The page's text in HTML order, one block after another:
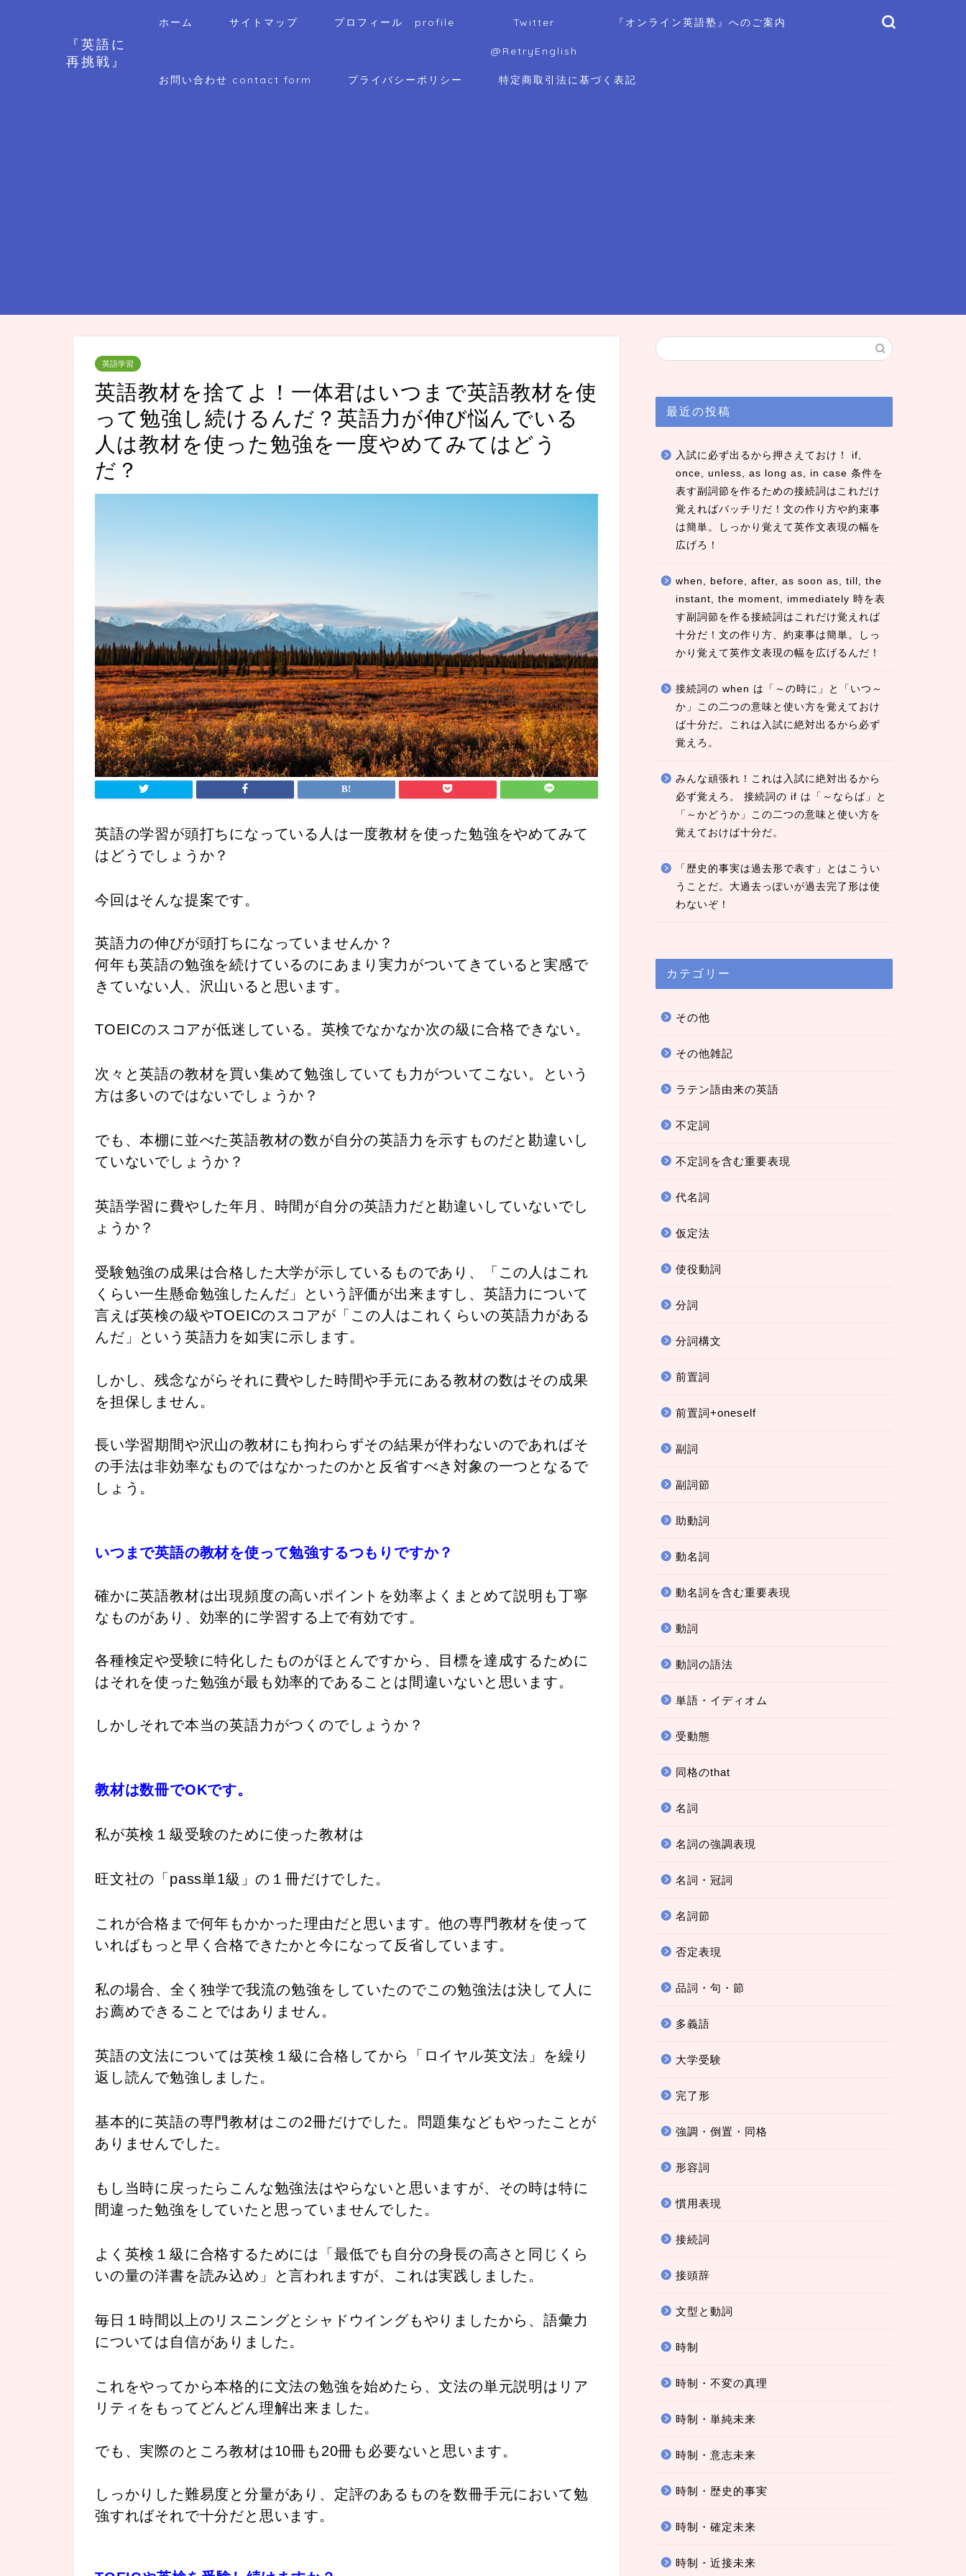
『英語に
再挑戦』
ホーム サイトマップ プロフィール profile Twitter
@RetryEnglish
『オンライン英語塾』へのご案内
お問い合わせ contact form プライバシーポリシー 特定商取引法に基づく表記
英語学習
英語教材を捨てよ！一体君はいつまで英語教材を使
って勉強し続けるんだ？英語力が伸び悩んでいる
人は教材を使った勉強を一度やめてみてはどう
だ？
英語の学習が頭打ちになっている人は一度教材を使った勉強をやめてみて
はどうでしょうか？
今回はそんな提案です。
英語力の伸びが頭打ちになっていませんか？
何年も英語の勉強を続けているのにあまり実力がついてきていると実感で
きていない人、沢山いると思います。
TOEICのスコアが低迷している。英検でなかなか次の級に合格できない。
次々と英語の教材を買い集めて勉強していても力がついてこない。という
方は多いのではないでしょうか？
でも、本棚に並べた英語教材の数が自分の英語力を示すものだと勘違いし
ていないでしょうか？
英語学習に費やした年月、時間が自分の英語力だと勘違いしていないでし
ょうか？
受験勉強の成果は合格した大学が示しているものであり、「この人はこれ
くらい一生懸命勉強したんだ」という評価が出来ますし、英語力について
言えば英検の級やTOEICのスコアが「この人はこれくらいの英語力がある
んだ」という英語力を如実に示します。
しかし、残念ながらそれに費やした時間や手元にある教材の数はその成果
を担保しません。
長い学習期間や沢山の教材にも拘わらずその結果が伴わないのであればそ
の手法は非効率なものではなかったのかと反省すべき対象の一つとなるで
しょう。
いつまで英語の教材を使って勉強するつもりですか？
確かに英語教材は出現頻度の高いポイントを効率よくまとめて説明も丁寧
なものがあり、効率的に学習する上で有効です。
各種検定や受験に特化したものがほとんですから、目標を達成するために
はそれを使った勉強が最も効率的であることは間違いないと思います。
しかしそれで本当の英語力がつくのでしょうか？
教材は数冊でOKです。
私が英検１級受験のために使った教材は
旺文社の「pass単1級」の１冊だけでした。
これが合格まで何年もかかった理由だと思います。他の専門教材を使って
いればもっと早く合格できたかと今になって反省しています。
私の場合、全く独学で我流の勉強をしていたのでこの勉強法は決して人に
お薦めできることではありません。
英語の文法については英検１級に合格してから「ロイヤル英文法」を繰り
返し読んで勉強しました。
基本的に英語の専門教材はこの2冊だけでした。問題集などもやったことが
ありませんでした。
もし当時に戻ったらこんな勉強法はやらないと思いますが、その時は特に
間違った勉強をしていたと思っていませんでした。
よく英検１級に合格するためには「最低でも自分の身長の高さと同じくら
いの量の洋書を読み込め」と言われますが、これは実践しました。
毎日１時間以上のリスニングとシャドウイングもやりましたから、語彙力
については自信がありました。
これをやってから本格的に文法の勉強を始めたら、文法の単元説明はリア
リティをもってどんどん理解出来ました。
でも、実際のところ教材は10冊も20冊も必要ないと思います。
しっかりした難易度と分量があり、定評のあるものを数冊手元において勉
強すればそれで十分だと思います。
最近の投稿
入試に必ず出るから押さえておけ！ if,
once, unless, as long as, in case 条件を
表す副詞節を作るための接続詞はこれだけ
覚えればバッチリだ！文の作り方や約束事
は簡単。しっかり覚えて英作文表現の幅を
広げろ！
when, before, after, as soon as, till, the
instant, the moment, immediately 時を表
す副詞節を作る接続詞はこれだけ覚えれば
十分だ！文の作り方、約束事は簡単。しっ
かり覚えて英作文表現の幅を広げるんだ！
接続詞の when は「～の時に」と「いつ～
か」この二つの意味と使い方を覚えておけ
ば十分だ。これは入試に絶対出るから必ず
覚えろ。
みんな頑張れ！これは入試に絶対出るから
必ず覚えろ。 接続詞の if は「～ならば」と
「～かどうか」この二つの意味と使い方を
覚えておけば十分だ。
「歴史的事実は過去形で表す」とはこうい
うことだ。大過去っぽいが過去完了形は使
わないぞ！
カテゴリー
その他
その他雑記
ラテン語由来の英語
不定詞
不定詞を含む重要表現
代名詞
仮定法
使役動詞
分詞
分詞構文
前置詞
前置詞+oneself
副詞
副詞節
助動詞
動名詞
動名詞を含む重要表現
動詞
動詞の語法
単語・イディオム
受動態
同格のthat
名詞
名詞の強調表現
名詞・冠詞
名詞節
否定表現
品詞・句・節
多義語
大学受験
完了形
強調・倒置・同格
形容詞
慣用表現
接続詞
接頭辞
文型と動詞
時制
時制・不変の真理
時制・単純未来
時制・意志未来
時制・歴史的事実
時制・確定未来
時制・近接未来